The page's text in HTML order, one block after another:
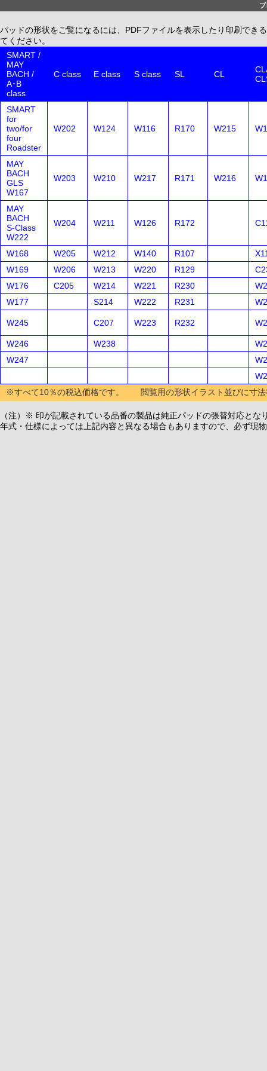
パッドの形状をご覧になるには、PDFファイルを表示したり印刷でき
てください。
SMART /
MAY
BACH /
A･B
class
C class E class S class SL CL
SMART
for
two/for
four
Roadster
W202 W124 W116 R170 W215
MAY
BACH
GLS
W167
W203 W210 W217 R171 W216
MAY
BACH
S-Class
W222
W204 W211 W126 R172
W168 W205 W212 W140 R107
W169
W206 W213 W220 R129
W176
C205 W214 W221 R230
W177
S214 W222 R231
W245 C207 W223 R232
W246 W238
W247
※すべて10％の税込価格です。 閲覧用の形状イラスト並びに寸法
（注）※ 印が記載されている品番の製品は純正パッドの張替対応とな
年式・仕様によっては上記内容と異なる場合もありますので、必ず現